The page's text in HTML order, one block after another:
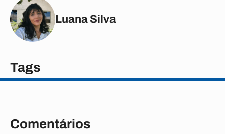
Luana Silva
Tags
Comentários